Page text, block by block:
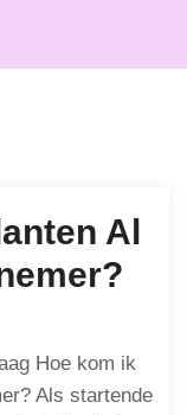
Al
Hoe kom ik
Als startende